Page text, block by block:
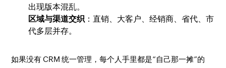
出现版本混乱。
区域与渠道交织 ：直销、大客户、经销商、省代、市
代多层并存。
如果没有 CRM 统一管理，每个人手里都是“自己那一摊”的